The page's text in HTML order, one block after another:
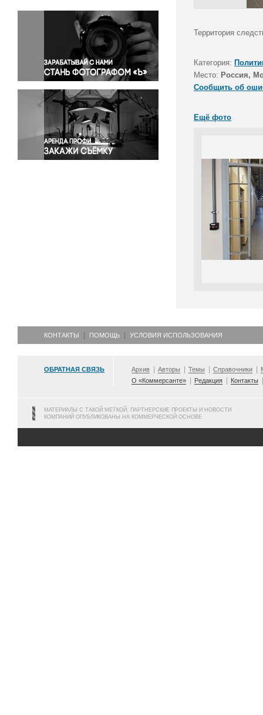
Окружающая среда
Политика
Правосудие
Происшествия и конфликты
Религия
Светская жизнь
Спорт
Экология
Экономика и бизнес
Территория
Категория:
Место: Россия,
Сообщить об
Ещё фото
КОНТАКТЫ ПОМОЩЬ УСЛОВИЯ ИСПОЛЬЗОВАНИЯ
ОБРАТНАЯ СВЯЗЬ Архив Авторы Темы Справочники
О «Коммерсанте»
Редакция Контакты
МАТЕРИАЛЫ С ТАКОЙ МЕТКОЙ, ПАРТНЕРСКИЕ ПРОЕКТЫ И НОВОСТИ
КОМПАНИЙ ОПУБЛИКОВАНЫ НА КОММЕРЧЕСКОЙ ОСНОВЕ